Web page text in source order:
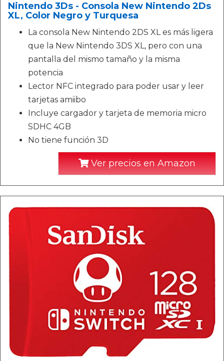
Nintendo 3Ds - Consola New Nintendo 2Ds
XL, Color Negro y Turquesa
La consola New Nintendo 2DS XL es más ligera
que la New Nintendo 3DS XL, pero con una
pantalla del mismo tamaño y la misma
potencia
Lector NFC integrado para poder usar y leer
tarjetas amiibo
Incluye cargador y tarjeta de memoria micro
SDHC 4GB
No tiene función 3D
Ver precios en Amazon